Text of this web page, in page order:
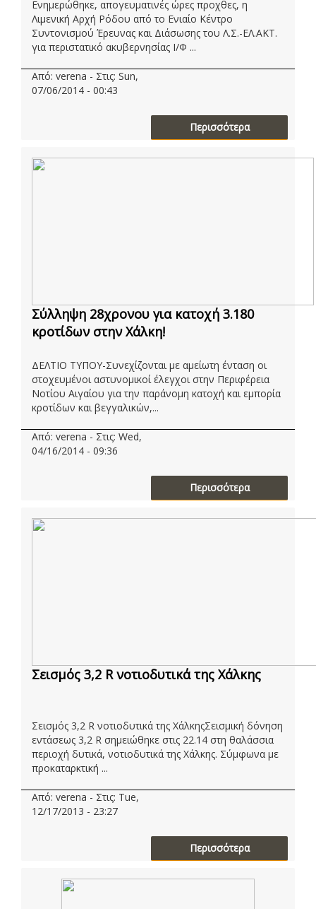
Ενημερώθηκε, απογευματινές ώρες προχθες, η
Λιμενική Αρχή Ρόδου από το Ενιαίο Κέντρο
Συντονισμού Έρευνας και Διάσωσης του Λ.Σ.-ΕΛ.ΑΚΤ.
για περιστατικό ακυβερνησίας Ι/Φ ...
Από: verena - Στις: Sun,
07/06/2014 - 00:43
Περισσότερα
Σύλληψη 28χρονου για κατοχή 3.180
κροτίδων στην Χάλκη!
ΔΕΛΤΙΟ ΤΥΠΟΥ-Συνεχίζονται με αμείωτη ένταση οι
στοχευμένοι αστυνομικοί έλεγχοι στην Περιφέρεια
Νοτίου Αιγαίου για την παράνομη κατοχή και εμπορία
κροτίδων και βεγγαλικών,...
Από: verena - Στις: Wed,
04/16/2014 - 09:36
Περισσότερα
Σεισμός 3,2 R νοτιοδυτικά της Χάλκης
Σεισμός 3,2 R νοτιοδυτικά της ΧάλκηςΣεισμική δόνηση
εντάσεως 3,2 R σημειώθηκε στις 22.14 στη θαλάσσια
περιοχή δυτικά, νοτιοδυτικά της Χάλκης. Σύμφωνα με
προκαταρκτική ...
Από: verena - Στις: Tue,
12/17/2013 - 23:27
Περισσότερα